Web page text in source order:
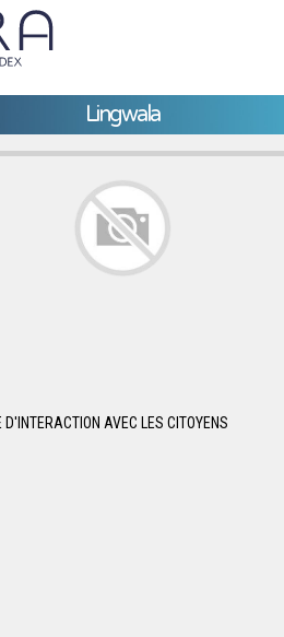
Lingwala
D'INTERACTION AVEC LES CITOYENS